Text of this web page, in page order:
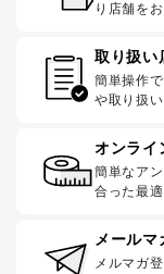
り店舗を
取り扱い
簡単操作
や取り扱
オンライ
簡単なア
合った最
メールマ
メルマガ